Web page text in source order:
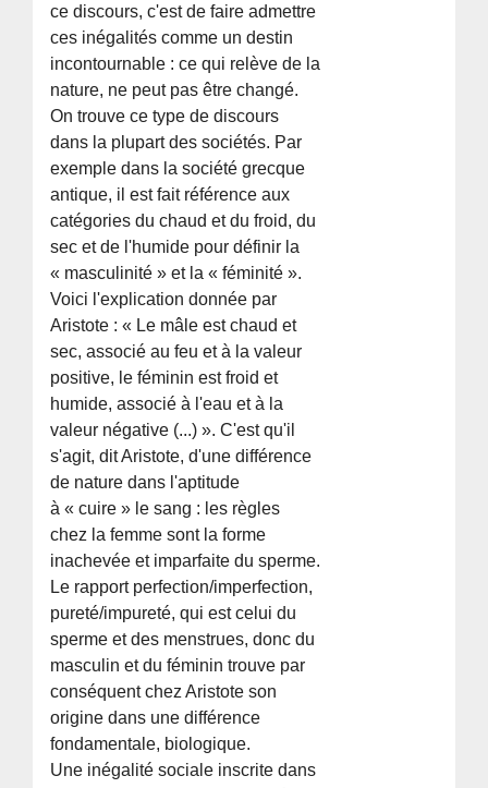
ce discours, c'est de faire admettre
ces inégalités comme un destin
incontournable : ce qui relève de la
nature, ne peut pas être changé.
On trouve ce type de discours
dans la plupart des sociétés. Par
exemple dans la société grecque
antique, il est fait référence aux
catégories du chaud et du froid, du
sec et de l'humide pour définir la
« masculinité » et la « féminité ».
Voici l'explication donnée par
Aristote : « Le mâle est chaud et
sec, associé au feu et à la valeur
positive, le féminin est froid et
humide, associé à l'eau et à la
valeur négative (...) ». C'est qu'il
s'agit, dit Aristote, d'une différence
de nature dans l'aptitude
à « cuire » le sang : les règles
chez la femme sont la forme
inachevée et imparfaite du sperme.
Le rapport perfection/imperfection,
pureté/impureté, qui est celui du
sperme et des menstrues, donc du
masculin et du féminin trouve par
conséquent chez Aristote son
origine dans une différence
fondamentale, biologique.
Une inégalité sociale inscrite dans